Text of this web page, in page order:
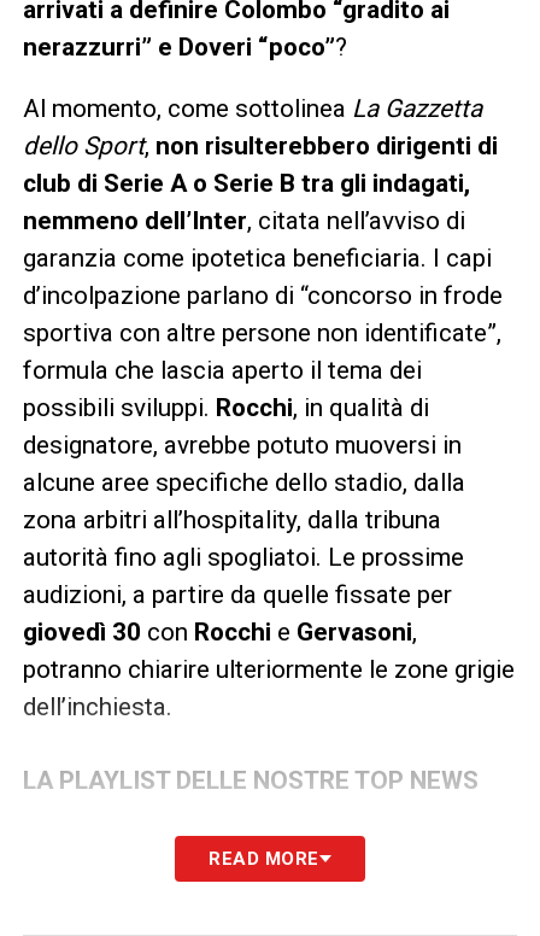
arrivati a definire Colombo “gradito ai
nerazzurri” e Doveri “poco”?
Al momento, come sottolinea La Gazzetta
dello Sport, non risulterebbero dirigenti di
club di Serie A o Serie B tra gli indagati,
nemmeno dell’Inter, citata nell’avviso di
garanzia come ipotetica beneficiaria. I capi
d’incolpazione parlano di “concorso in frode
sportiva con altre persone non identificate”,
formula che lascia aperto il tema dei
possibili sviluppi. Rocchi, in qualità di
designatore, avrebbe potuto muoversi in
alcune aree specifiche dello stadio, dalla
zona arbitri all’hospitality, dalla tribuna
autorità fino agli spogliatoi. Le prossime
audizioni, a partire da quelle fissate per
giovedì 30 con Rocchi e Gervasoni,
potranno chiarire ulteriormente le zone grigie
dell’inchiesta.
LA PLAYLIST DELLE NOSTRE TOP NEWS
READ MORE